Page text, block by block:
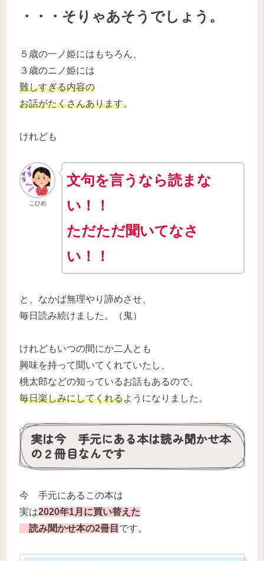
・・・そりゃあそうでしょう。
５歳の一ノ姫にはもちろん、
３歳のニノ姫には
難しすぎる内容の
お話がたくさんあります。
けれども
こひめ
文句を言うなら読まな
い！！
ただただ聞いてなさ
い！！
と、なかば無理やり諦めさせ、
毎日読み続けました。（鬼）
けれどもいつの間にか二人とも
興味を持って聞いてくれていたし、
桃太郎などの知っているお話もあるので、
毎日楽しみにしてくれるようになりました。
実は今 手元にある本は読み聞かせ本
の２冊目なんです
今 手元にあるこの本は
実は2020年1月に買い替えた
読み聞かせ本の2冊目 です。